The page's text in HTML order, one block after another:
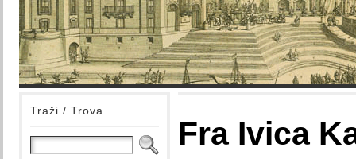
Traži / Trova
Fra Ivica